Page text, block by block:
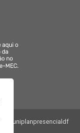
@uniplanpresencialdf